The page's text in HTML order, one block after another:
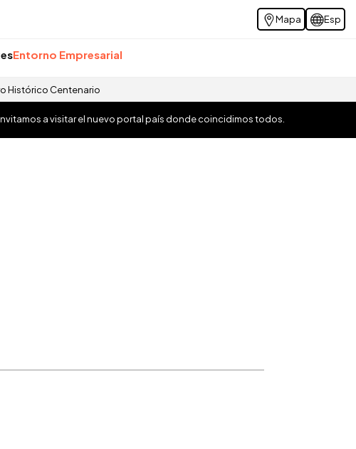
Mapa Esp
Entorno Empresarial
Histórico Centenario
invitamos a visitar el nuevo portal país donde coincidimos todos.